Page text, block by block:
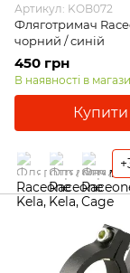
Артикул: KOB072
Фляготримач
чорний / синій
450 грн
В наявності в
Купити